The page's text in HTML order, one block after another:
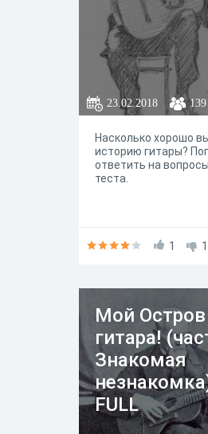
23.02.2018 139
Насколько хорошо
историю гитары?
ответить на
теста.
1 1
Мой Остров
гитара!
Знакомая
FULL